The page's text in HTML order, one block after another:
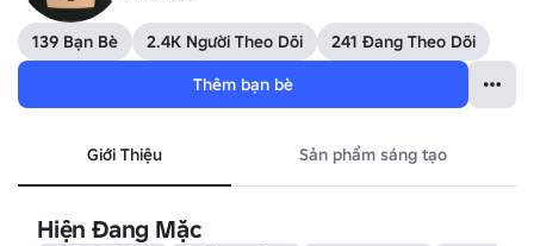
139 Bạn Bè 2.4K Người Theo Dõi
241 Đang Theo Dõi
Thêm bạn bè
Giới Thiệu Sản phẩm sáng tạo
Hiện Đang Mặc